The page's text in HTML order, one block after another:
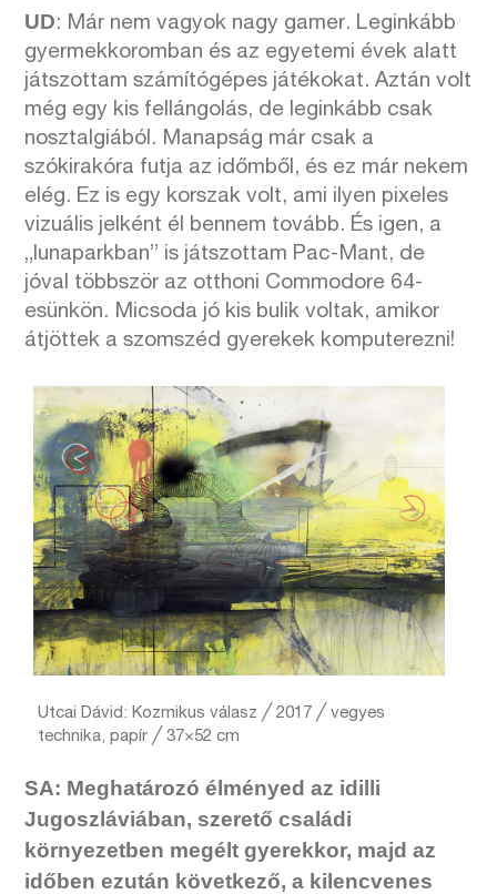
UD: Már nem vagyok nagy gamer. Leginkább
gyermekkoromban és az egyetemi évek alatt
játszottam számítógépes játékokat. Aztán volt
még egy kis fellángolás, de leginkább csak
nosztalgiából. Manapság már csak a
szókirakóra futja az időmből, és ez már nekem
elég. Ez is egy korszak volt, ami ilyen pixeles
vizuális jelként él bennem tovább. És igen, a
„lunaparkban” is játszottam Pac-Mant, de
jóval többször az otthoni Commodore 64-
esünkön. Micsoda jó kis bulik voltak, amikor
átjöttek a szomszéd gyerekek komputerezni!
Utcai Dávid: Kozmikus válasz ╱ 2017 ╱ vegyes
technika, papír ╱ 37×52 cm
SA: Meghatározó élményed az idilli
Jugoszláviában, szerető családi
környezetben megélt gyerekkor, majd az
időben ezután következő, a kilencvenes